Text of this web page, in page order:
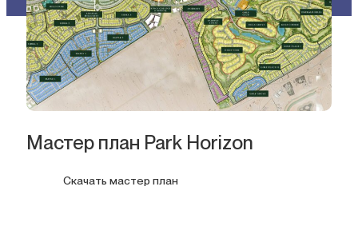
Мастер план Park Horizon
Скачать мастер план